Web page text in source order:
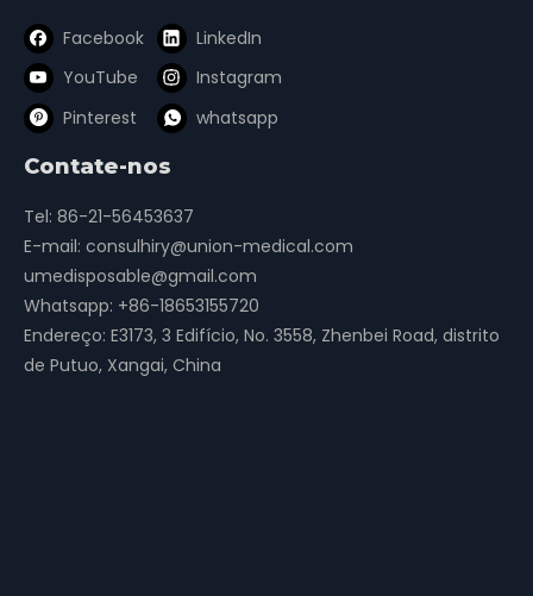
Pesquisa de artigos
Artigos recomendados
Nosso novo site começa a ficar online
Todos os consumíveis médicos e pequenos dispositivos médicos
Facebook
LinkedIn
YouTube
Instagram
Pinterest
whatsapp
Contate-nos
Tel: 86-21-56453637
E-mail: consulhiry@union-medical.com
umedisposable@gmail.com
Whatsapp: +86-18653155720
Endereço: E3173, 3 Edifício, No. 3558, Zhenbei Road, distrito
de Putuo, Xangai, China